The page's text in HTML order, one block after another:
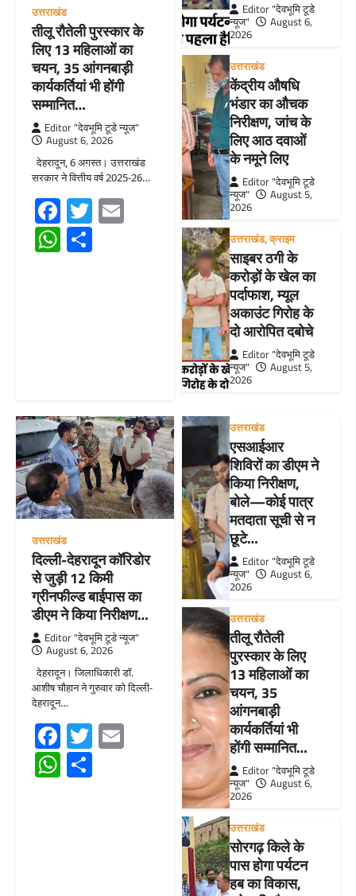
उत्तराखंड
तीलू रौतेली पुरस्कार के
लिए 13 महिलाओं का
चयन, 35 आंगनबाड़ी
कार्यकर्तियां भी होंगी
सम्मानित…
Editor "देवभूमि टूडे न्यूज"
August 6, 2026
देहरादून, 6 अगस्त। उत्तराखंड
सरकार ने वित्तीय वर्ष 2025-26…
Facebook
TwitterEmail
WhatsApp
Editor "देवभूमि टूडे
न्यूज"
August 6,
2026
उत्तराखंड
केंद्रीय औषधि
भंडार का औचक
निरीक्षण, जांच के
लिए आठ दवाओं
के नमूने लिए
Editor "देवभूमि टूडे
न्यूज"
August 5,
2026
उत्तराखंड,क्राइम
साइबर ठगी के
करोड़ों के खेल का
पर्दाफाश, म्यूल
अकाउंट गिरोह के
दो आरोपित दबोचे
Editor "देवभूमि टूडे
न्यूज"
August 5,
2026
उत्तराखंड
दिल्ली-देहरादून कॉरिडोर
से जुड़ी 12 किमी
ग्रीनफील्ड बाईपास का
डीएम ने किया निरीक्षण…
Editor "देवभूमि टूडे न्यूज"
August 6, 2026
देहरादून। जिलाधिकारी डॉ.
आशीष चौहान ने गुरुवार को दिल्ली-
देहरादून…
Facebook
TwitterEmail
WhatsApp
उत्तराखंड
एसआईआर
शिविरों का डीएम ने
किया निरीक्षण,
बोले—कोई पात्र
मतदाता सूची से न
छूटे…
Editor "देवभूमि टूडे
न्यूज"
August 6,
2026
उत्तराखंड
तीलू रौतेली
पुरस्कार के लिए
13 महिलाओं का
चयन, 35
आंगनबाड़ी
कार्यकर्तियां भी
होंगी सम्मानित…
Editor "देवभूमि टूडे
न्यूज"
August 6,
2026
उत्तराखंड
सोरगढ़ किले के
पास होगा पर्यटन
हब का विकास,